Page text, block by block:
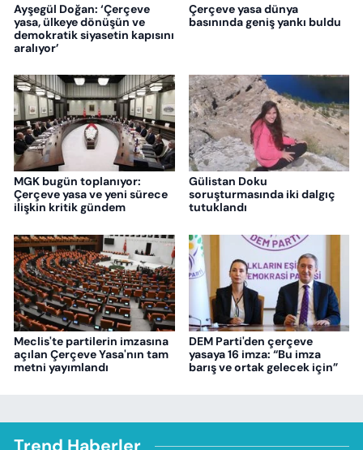
Ayşegül Doğan: ‘Çerçeve
yasa, ülkeye dönüşün ve
demokratik siyasetin kapısını
aralıyor’
Çerçeve yasa dünya
basınında geniş yankı buldu
MGK bugün toplanıyor:
Çerçeve yasa ve yeni sürece
ilişkin kritik gündem
Gülistan Doku
soruşturmasında iki dalgıç
tutuklandı
Meclis'te partilerin imzasına
açılan Çerçeve Yasa'nın tam
metni yayımlandı
DEM Parti'den çerçeve
yasaya 16 imza: “Bu imza
barış ve ortak gelecek için”